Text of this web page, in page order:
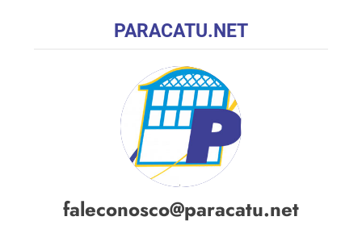
PARACATU.NET
faleconosco@paracatu.net